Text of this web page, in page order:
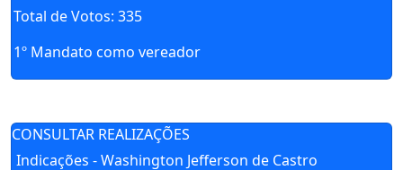
Total de Votos: 335
1º Mandato como vereador
CONSULTAR REALIZAÇÕES
Indicações - Washington Jefferson de Castro